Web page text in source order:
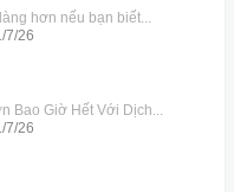
hơn nếu bạn biết...
7/26
Bao Giờ Hết Với Dịch...
7/26